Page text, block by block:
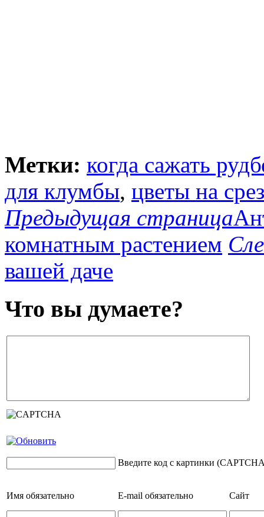
Метки: когда сажать
для клумбы, цветы на срез
Предыдущая страница
комнатным растением
вашей даче
Что вы думаете?
Введите код с картинки
Имя обязательно E-mail обязательно Сайт